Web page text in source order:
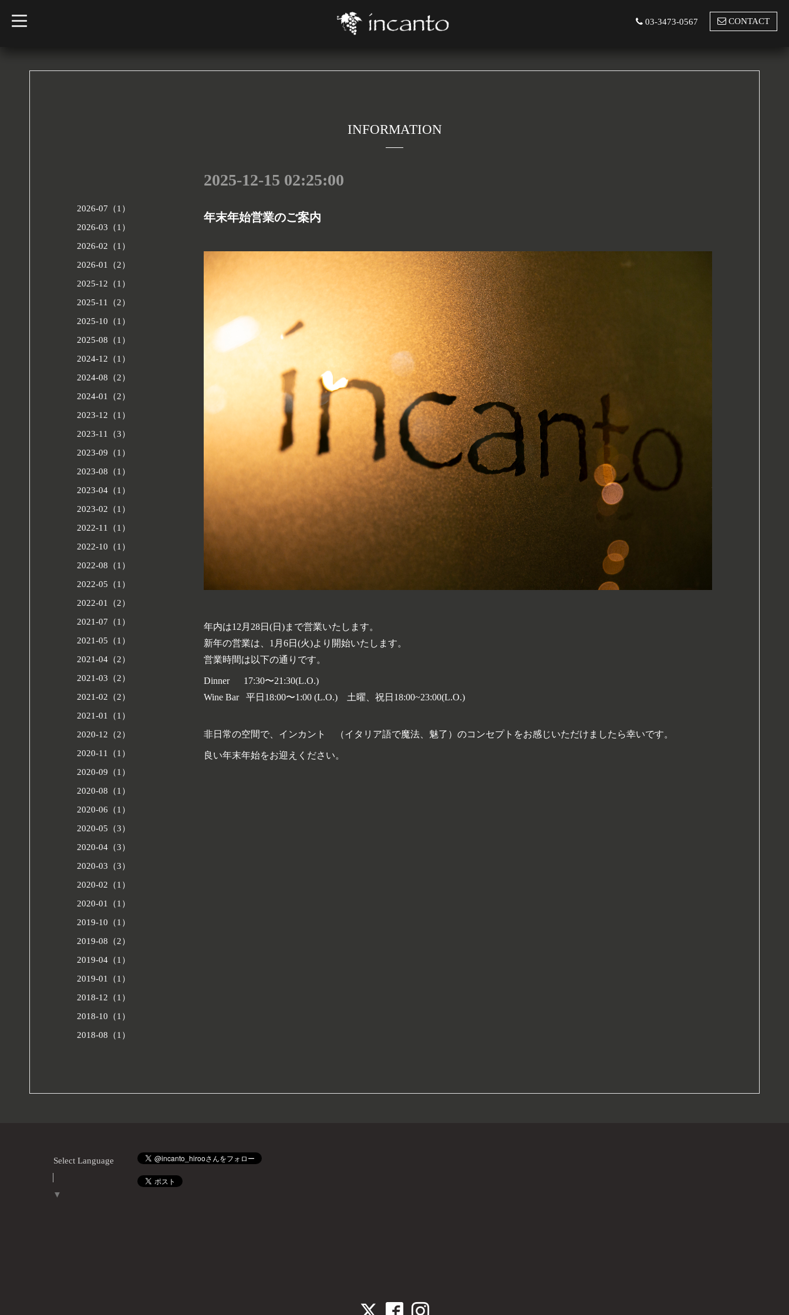
t
o
03-3473-0567 CONTACT
INFORMATION
2025-12-15 02:25:00
年末年始営業のご案内
年内は12月28日(日)まで営業いたします。
新年の営業は、1月6日(火)より開始いたします。
営業時間は以下の通りです。
Dinner 17:30〜21:30(L.O.)
Wine Bar 平日18:00〜1:00 (L.O.) 土曜、祝日18:00~23:00(L.O.)
非日常の空間で、インカント （イタリア語で魔法、魅了）のコンセプトをお感じいただけましたら幸いです。
良い年末年始をお迎えください。
2026-07（1）
2026-03（1）
2026-02（1）
2026-01（2）
2025-12（1）
2025-11（2）
2025-10（1）
2025-08（1）
2024-12（1）
2024-08（2）
2024-01（2）
2023-12（1）
2023-11（3）
2023-09（1）
2023-08（1）
2023-04（1）
2023-02（1）
2022-11（1）
2022-10（1）
2022-08（1）
2022-05（1）
2022-01（2）
2021-07（1）
2021-05（1）
2021-04（2）
2021-03（2）
2021-02（2）
2021-01（1）
2020-12（2）
2020-11（1）
2020-09（1）
2020-08（1）
2020-06（1）
2020-05（3）
2020-04（3）
2020-03（3）
2020-02（1）
2020-01（1）
2019-10（1）
2019-08（2）
2019-04（1）
2019-01（1）
2018-12（1）
2018-10（1）
2018-08（1）
Select Language
▼